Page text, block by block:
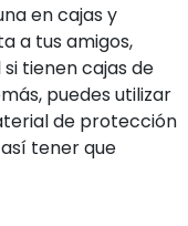
en cajas y
a tus amigos,
tienen cajas de
puedes utilizar
de protección
tener que